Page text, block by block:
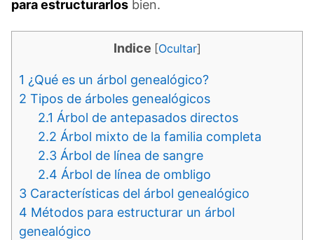
para estructurarlos bien.
Indice [Ocultar]
1 ¿Qué es un árbol genealógico?
2 Tipos de árboles genealógicos
2.1 Árbol de antepasados directos
2.2 Árbol mixto de la familia completa
2.3 Árbol de línea de sangre
2.4 Árbol de línea de ombligo
3 Características del árbol genealógico
4 Métodos para estructurar un árbol
genealógico